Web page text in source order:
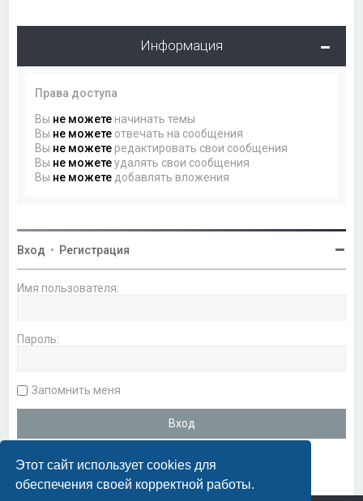
Этот сайт использует cookies для
обеспечения своей корректной работы.
Информация
Права доступа
Вы не можете начинать темы
Вы не можете отвечать на сообщения
Вы не можете редактировать свои сообщения
Вы не можетеудалять свои сообщения
Вы не можете добавлять вложения
Вход • Регистрация
Имя пользователя:
Пароль:
Запомнить меня